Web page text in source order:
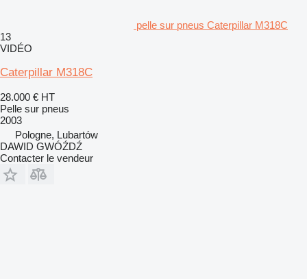
pelle sur pneus Caterpillar M318C
13
VIDÉO
Caterpillar M318C
28.000 € HT
Pelle sur pneus
2003
Pologne, Lubartów
DAWID GWÓŹDŹ
Contacter le vendeur